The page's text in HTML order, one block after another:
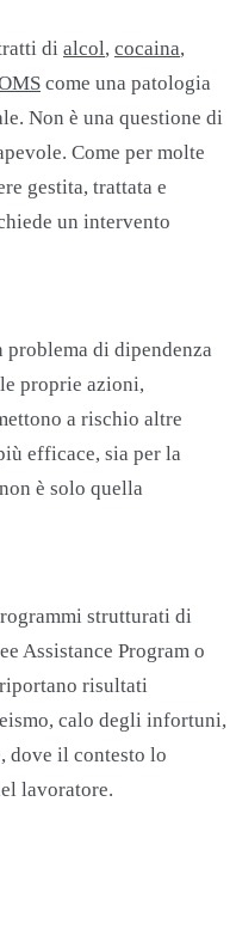
di alcol, cocaina,
come una patologia
Non è una questione di
Come per molte
gestita, trattata e
un intervento
problema di dipendenza
proprie azioni,
a rischio altre
efficace, sia per la
è solo quella
strutturati di
Assistance Program o
risultati
calo degli infortuni,
dove il contesto lo
lavoratore.